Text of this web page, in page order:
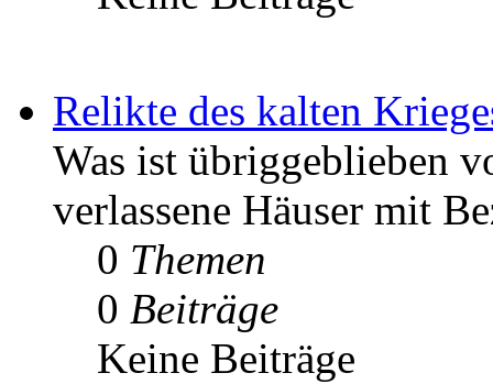
Relikte des kalten
Was ist übriggeblieben
verlassene Häuser mit
0 Themen
0 Beiträge
Keine Beiträge